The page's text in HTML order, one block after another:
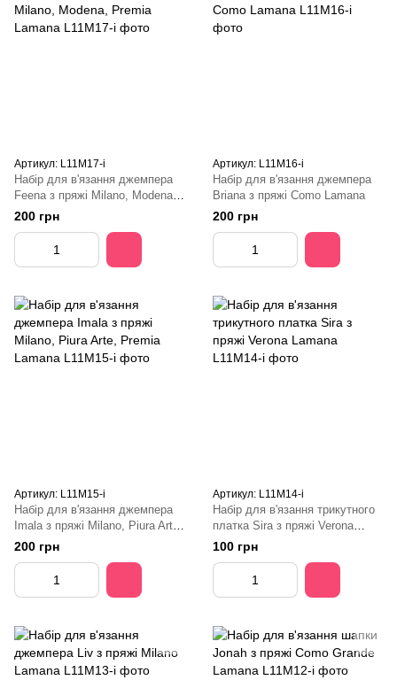
Артикул: L11M17-i
Набір для в'язання джемпера
Feena з пряжі Milano, Modena,
Premia Lamana
200 грн
Артикул: L11M16-i
Набір для в'язання джемпера
Briana з пряжі Como Lamana
200 грн
Артикул: L11M15-i
Набір для в'язання джемпера
Imala з пряжі Milano, Piura Arte,
Premia Lamana
200 грн
Артикул: L11M14-і
Набір для в'язання трикутного
платка Sira з пряжі Verona
Lamana
100 грн